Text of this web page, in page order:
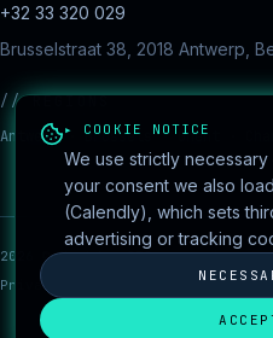
+32 33 320 029
Brusselstraat 38, 2018 Antwerp,
//REGIONS
Antwerp · Brussels · Ghent ·
2026 ©NextdoorSEC·session
Privacy
Disclaimer
▸ COOKIE NOTICE
We use strictly
your consent we also
(Calendly), which sets
advertising or tracking